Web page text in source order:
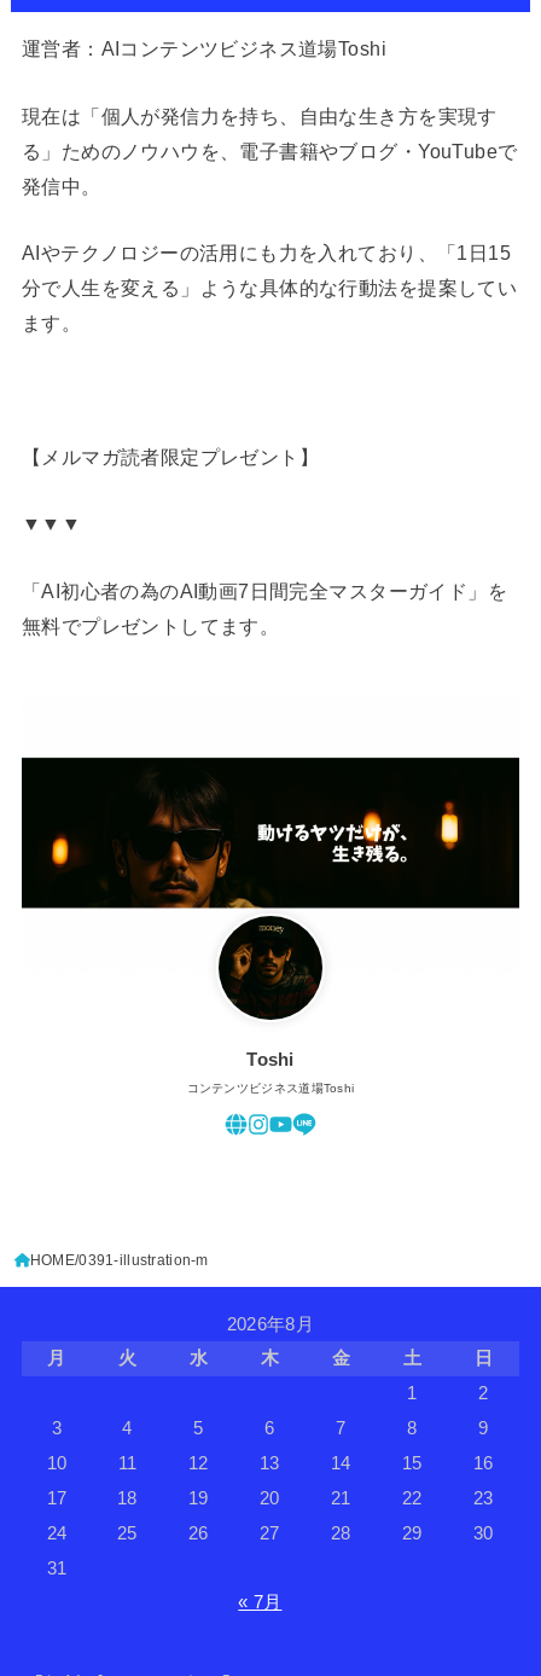
運営者：AIコンテンツビジネス道場Toshi
現在は「個人が発信力を持ち、自由な生き方を実現す
る」ためのノウハウを、電子書籍やブログ・YouTubeで
発信中。
AIやテクノロジーの活用にも力を入れており、「1日15
分で人生を変える」ような具体的な行動法を提案してい
ます。
【メルマガ読者限定プレゼント】
▼▼▼
「AI初心者の為のAI動画7日間完全マスターガイド」を
無料でプレゼントしてます。
Toshi
コンテンツビジネス道場Toshi
HOME 0391-illustration-m
2026年8月
月
火 水 木 金 土
日
1
2
3
4 5 6 7 8
9
10
11 12 13 14 15
16
17
18 19 20 21 22
23
24
25 26 27 28 29
30
31
« 7月